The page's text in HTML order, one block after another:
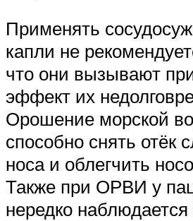
Применять
капли не
что они вызывают
эффект их
Орошение морской
способно снять отёк
носа и облегчить
Также при ОРВИ у
нередко наблюдается